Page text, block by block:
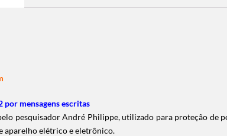
por mensagens escritas
pesquisador André Philippe, utilizado para proteção de
aparelho elétrico e eletrônico.